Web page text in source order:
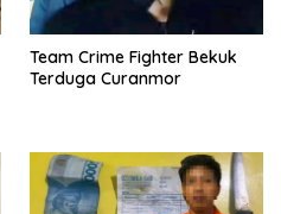
Team Crime Fighter Bekuk
Terduga Curanmor